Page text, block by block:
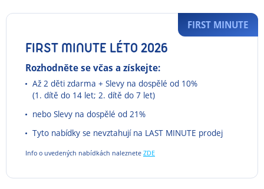
FIRST MINUTE LÉTO 2026
Rozhodněte se včas a získejte:
Až 2 děti zdarma + Slevy na dospělé od 10%
(1. dítě do 14 let; 2. dítě do 7 let)
nebo Slevy na dospělé od 21%
Tyto nabídky se nevztahují na LAST MINUTE prodej
Info o uvedených nabídkách naleznete ZDE
FIRST MINUTE